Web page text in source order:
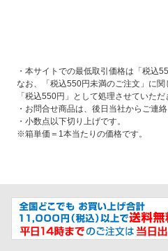
・本サイトでの最低取引価格は「税込
なお、「税込550円未満のご注文」に関
「税込550円」として処理させていただ
・お問合せ商品は、後日当社からご連絡
・小数点以下切り上げです。
※箱単価＝1本当たりの価格です。